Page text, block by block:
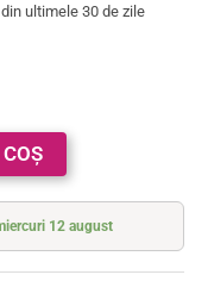
ultimele 30 de zile
12 august